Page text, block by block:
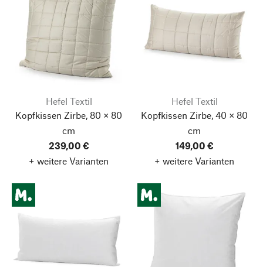
Hefel Textil
Kopfkissen Zirbe, 80 × 80
cm
239,00 €
+ weitere Varianten
Hefel Textil
Kopfkissen Zirbe, 40 × 80
cm
149,00 €
+ weitere Varianten